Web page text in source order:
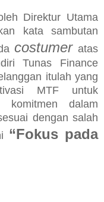
Direktur Utama
kata sambutan
costumer atas
Tunas Finance
itulah yang
MTF untuk
komitmen dalam
dengan salah
“Fokus pada